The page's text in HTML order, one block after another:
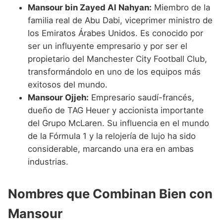
Mansour bin Zayed Al Nahyan: Miembro de la
familia real de Abu Dabi, viceprimer ministro de
los Emiratos Árabes Unidos. Es conocido por
ser un influyente empresario y por ser el
propietario del Manchester City Football Club,
transformándolo en uno de los equipos más
exitosos del mundo.
Mansour Ojjeh: Empresario saudí-francés,
dueño de TAG Heuer y accionista importante
del Grupo McLaren. Su influencia en el mundo
de la Fórmula 1 y la relojería de lujo ha sido
considerable, marcando una era en ambas
industrias.
Nombres que Combinan Bien con
Mansour